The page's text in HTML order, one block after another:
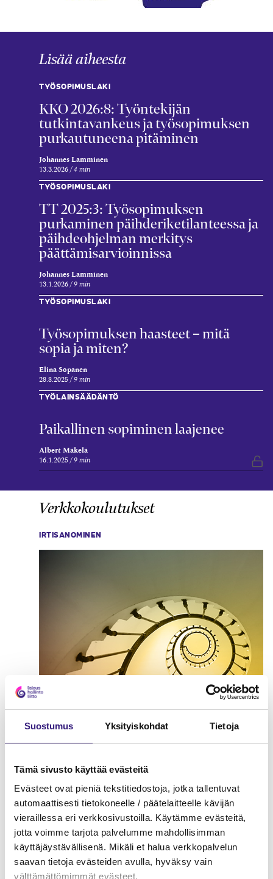
Suostumus Yksityiskohdat Tietoja
Tämä sivusto käyttää evästeitä
Evästeet ovat pieniä tekstitiedostoja, jotka tallentuvat
automaattisesti tietokoneelle / päätelaitteelle kävijän
vieraillessa eri verkkosivustoilla. Käytämme evästeitä,
jotta voimme tarjota palvelumme mahdollisimman
käyttäjäystävällisenä. Mikäli et halua verkkopalvelun
saavan tietoja evästeiden avulla, hyväksy vain
välttämättömimmät evästeet.
Lisää aiheesta
TYÖSOPIMUSLAKI
KKO 2026:8: Työntekijän
tutkintavankeus ja työsopimuksen
purkautuneena pitäminen
Johannes Lamminen
13.3.2026 4 min
TYÖSOPIMUSLAKI
TT 2025:3: Työsopimuksen
purkaminen päihderiketilanteessa ja
päihdeohjelman merkitys
päättämisarvioinnissa
Johannes Lamminen
13.1.2026 9 min
TYÖSOPIMUSLAKI
Työsopimuksen haasteet – mitä
sopia ja miten?
Elina Sopanen
28.8.2025 9 min
TYÖLAINSÄÄDÄNTÖ
Paikallinen sopiminen laajenee
Albert Mäkelä
16.1.2025 9 min
Verkkokoulutukset
IRTISANOMINEN
Työsuhteen päättymiseen liittyvät
suoritukset ja edut
ennakkoperinnässä
TYÖSOPIMUSLAKI